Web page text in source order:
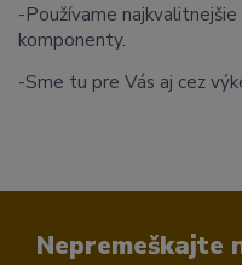
-Používame
komponenty.
-Sme tu pre Vás aj cez
Nepremeškajte